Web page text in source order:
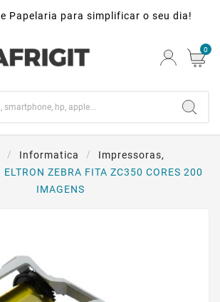
Papelaria para simplificar o seu dia!
0
Informatica
Impressoras,
ELTRON ZEBRA FITA ZC350 CORES 200
IMAGENS